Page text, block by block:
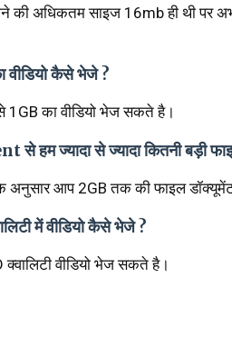
की अधिकतम साइज 16mb ही थी पर
कैसे भेजे ?
का वीडियो भेज सकते है।
हम ज्यादा से ज्यादा कितनी बड़ी
के अनुसार आप 2GB तक की फाइल
में वीडियो कैसे भेजे ?
वीडियो भेज सकते है।